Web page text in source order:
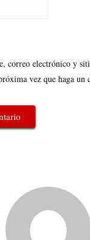
correo electrónico y
vez que haga un